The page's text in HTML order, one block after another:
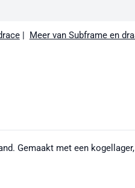
| Meer van Subframe en
Gemaakt met een